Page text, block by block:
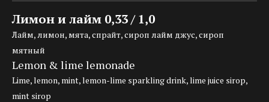
Лимон и лайм 0,33 / 1,0
Лайм, лимон, мята, спрайт, сироп лайм джус, сироп
мятный
Lemon & lime lemonade
Lime, lemon, mint, lemon-lime sparkling drink, lime juice sirop,
mint sirop